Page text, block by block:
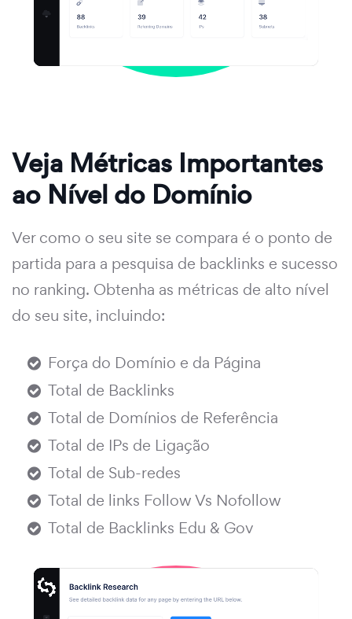
Veja Métricas Importantes
ao Nível do Domínio
Ver como o seu site se compara é o ponto de
partida para a pesquisa de backlinks e sucesso
no ranking. Obtenha as métricas de alto nível
do seu site, incluindo:
Força do Domínio e da Página
Total de Backlinks
Total de Domínios de Referência
Total de IPs de Ligação
Total de Sub-redes
Total de links Follow Vs Nofollow
Total de Backlinks Edu & Gov